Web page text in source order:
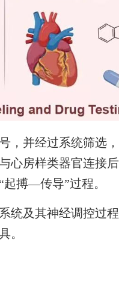
并经过系统筛选
心房样类器官连接
搏—传导”过程。
及其神经调控过
。